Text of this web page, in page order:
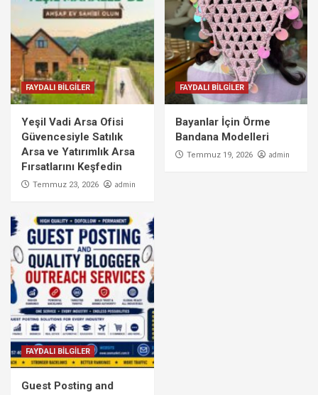
FAYDALI BİLGİLER
Yeşil Vadi Arsa Ofisi
Güvencesiyle Satılık
Arsa ve Yatırımlık Arsa
Fırsatlarını Keşfedin
Temmuz 23, 2026 admin
FAYDALI BİLGİLER
Bayanlar İçin Örme
Bandana Modelleri
Temmuz 19, 2026 admin
FAYDALI BİLGİLER
Guest Posting and